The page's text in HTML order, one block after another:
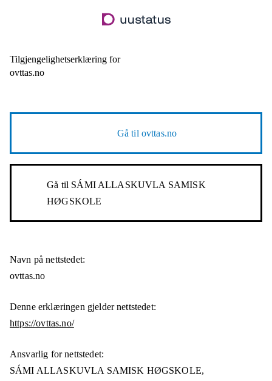
til
Tilgjengelighetserklæring for
ovttas.no
Gå til ovttas.no
Gå til SÁMI ALLASKUVLA SAMISK
HØGSKOLE
Navn på nettstedet:
ovttas.no
Denne erklæringen gjelder nettstedet:
https://ovttas.no/
Ansvarlig for nettstedet:
SÁMI ALLASKUVLA SAMISK HØGSKOLE,